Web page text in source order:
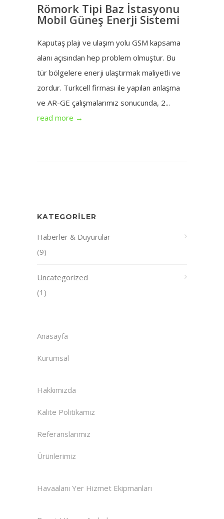
Römork Tipi Baz İstasyonu
Mobil Güneş Enerji Sistemi
Kaputaş plajı ve ulaşım yolu GSM kapsama
alanı açısından hep problem olmuştur. Bu
tür bölgelere enerji ulaştırmak maliyetli ve
zordur. Turkcell firması ile yapılan anlaşma
ve AR-GE çalışmalarımız sonucunda, 2...
read more →
KATEGORILER
Haberler & Duyurular
(9)
Uncategorized
(1)
Anasayfa
Kurumsal
Hakkımızda
Kalite Politikamız
Referanslarımız
Ürünlerimiz
Havaalanı Yer Hizmet Ekipmanları